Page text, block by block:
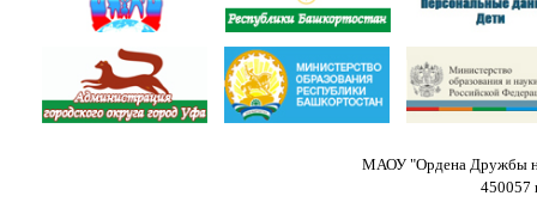
МАОУ "Ордена Дружбы
450057